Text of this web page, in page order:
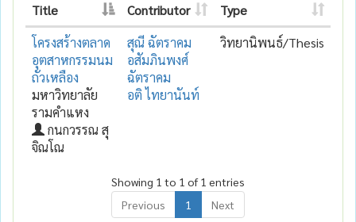
Title Contributor
Type
โครงสร้างตลาด
อุตสาหกรรมนม
ถั่วเหลือง
มหาวิทยาลัย
รามคำแหง
กนกวรรณ สุ
จิณโณ
สุณี ฉัตราคม
อสัมภินพงศ์
ฉัตราคม
อติ ไทยานันท์
วิทยานิพนธ์/Thesis
Showing 1 to 1 of 1 entries
Previous
1 Next